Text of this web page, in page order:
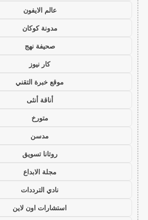
عالم الايفون
مدونة كوكان
صحيفة نهج
كار نيوز
موقع خبرة التقني
أناقة أنثى
متورخ
مدسن
روتانا تسويق
مجلة الابداع
نادي الترددات
استشارات اون لاين